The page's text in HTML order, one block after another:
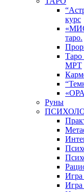
курс
таро.
МРТ
Руны
Игра
Игра